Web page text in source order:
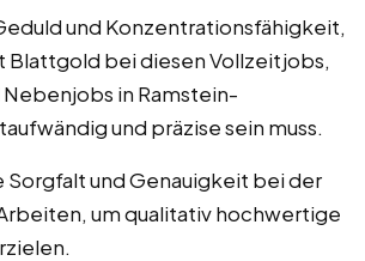
und Konzentrationsfähigkeit,
Blattgold bei diesen Vollzeitjobs,
in Ramstein-
und präzise sein muss.
Sorgfalt und Genauigkeit bei der
um qualitativ hochwertige